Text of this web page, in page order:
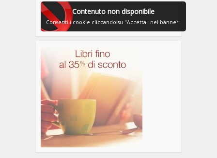
Contenuto non disponibile
Consenti i cookie cliccando su "Accetta" nel banner"